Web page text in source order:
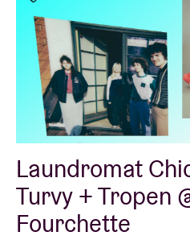
Laundromat
Turvy + Tropen
Fourchette